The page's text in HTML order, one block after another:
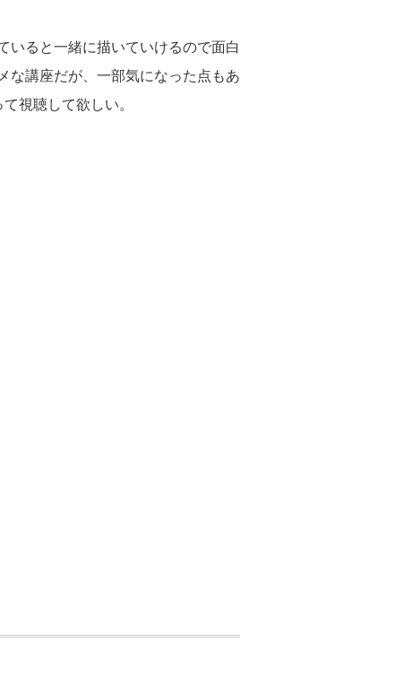
いると一緒に描いていけるので面白
な講座だが、一部気になった点もあ
視聴して欲しい。